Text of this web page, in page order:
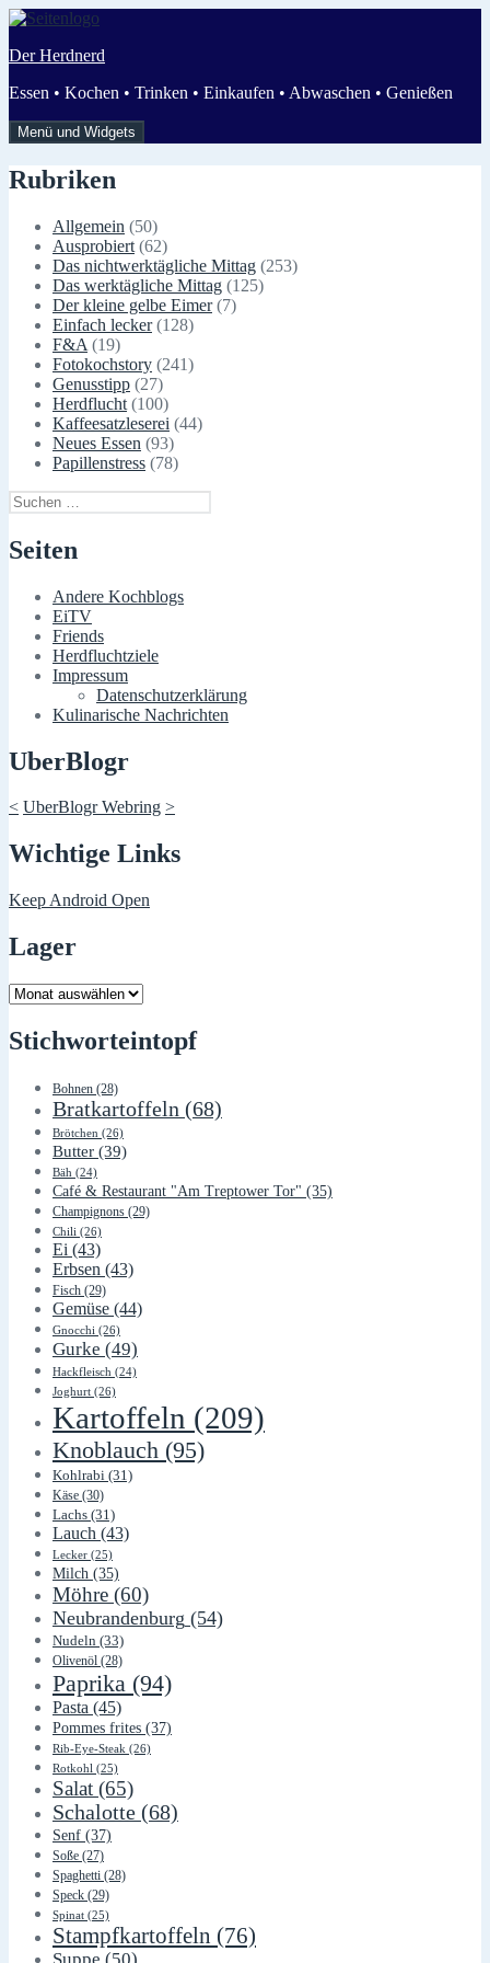
Zum
springen
Der Herdnerd
Essen • Kochen • Trinken • Einkaufen • Abwaschen • Genießen
Menü und Widgets
Rubriken
Allgemein (50)
Ausprobiert (62)
Das nichtwerktägliche Mittag (253)
Das werktägliche Mittag (125)
Der kleine gelbe Eimer(7)
Einfach lecker(128)
F&A (19)
Fotokochstory (241)
Genusstipp (27)
Herdflucht (100)
Kaffeesatzleserei (44)
Neues Essen (93)
Papillenstress (78)
Suchen
nach:
Seiten
Andere Kochblogs
EiTV
Friends
Herdfluchtziele
Impressum
Datenschutzerklärung
Kulinarische Nachrichten
UberBlogr
< UberBlogr Webring >
Wichtige Links
Keep Android Open
Lager
Lager
Stichworteintopf
Bohnen (28)
Bratkartoffeln (68)
Brötchen (26)
Butter (39)
Bäh (24)
Café & Restaurant "Am Treptower Tor" (35)
Champignons (29)
Chili (26)
Ei (43)
Erbsen (43)
Fisch (29)
Gemüse (44)
Gnocchi (26)
Gurke (49)
Hackfleisch (24)
Joghurt (26)
Kartoffeln (209)
Knoblauch (95)
Kohlrabi (31)
Käse (30)
Lachs (31)
Lauch (43)
Lecker (25)
Milch (35)
Möhre (60)
Neubrandenburg (54)
Nudeln (33)
Olivenöl (28)
Paprika (94)
Pasta (45)
Pommes frites (37)
Rib-Eye-Steak (26)
Rotkohl (25)
Salat (65)
Schalotte (68)
Senf (37)
Soße (27)
Spaghetti (28)
Speck (29)
Spinat (25)
Stampfkartoffeln (76)